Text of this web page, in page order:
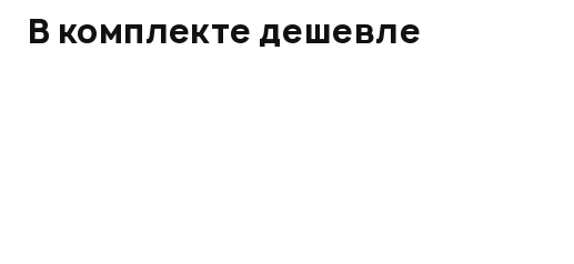
В комплекте дешевле